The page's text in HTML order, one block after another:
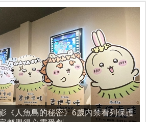
鐸獎名師陳宥妤：資優教育的核心，